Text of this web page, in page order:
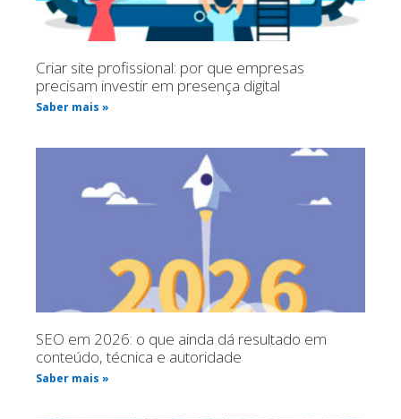
Criar site profissional: por que empresas
precisam investir em presença digital
Saber mais »
SEO em 2026: o que ainda dá resultado em
conteúdo, técnica e autoridade
Saber mais »